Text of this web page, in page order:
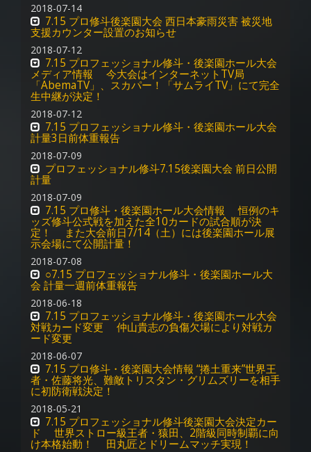
2018-07-14
7.15 プロ修斗後楽園大会 西日本豪雨災害 被災地
支援カウンター設置のお知らせ
2018-07-12
7.15 プロフェッショナル修斗・後楽園ホール大会
メディア情報 今大会はインターネットTV局
「AbemaTV」、スカパー！「サムライTV」にて完全
生中継が決定！
2018-07-12
7.15 プロフェッショナル修斗・後楽園ホール大会
計量3日前体重報告
2018-07-09
プロフェッショナル修斗7.15後楽園大会 前日公開
計量
2018-07-09
7.15 プロ修斗・後楽園ホール大会情報 恒例のキ
ッズ修斗公式戦を加えた全10カードの試合順が決
定！ また大会前日7/14（土）には後楽園ホール展
示会場にて公開計量！
2018-07-08
○7.15 プロフェッショナル修斗・後楽園ホール大
会 計量一週前体重報告
2018-06-18
7.15 プロフェッショナル修斗・後楽園ホール大会
対戦カード変更 仲山貴志の負傷欠場により対戦カ
ード変更
2018-06-07
7.15 プロ修斗・後楽園大会情報 “捲土重来”世界王
者・佐藤将光、難敵トリスタン・グリムズリーを相手
に初防衛戦決定！
2018-05-21
7.15 プロフェッショナル修斗後楽園大会決定カー
ド 世界ストロー級王者・猿田、2階級同時制覇に向
け本格始動！ 田丸匠とドリームマッチ実現！